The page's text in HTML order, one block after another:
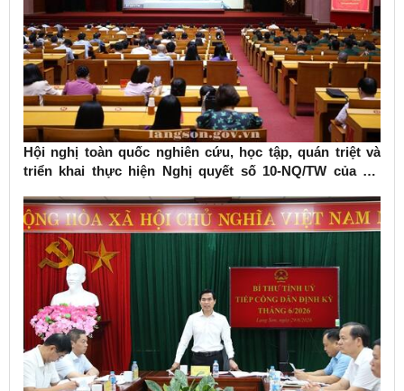
Hội nghị toàn quốc nghiên cứu, học tập, quán triệt và
triển khai thực hiện Nghị quyết số 10-NQ/TW của Bộ